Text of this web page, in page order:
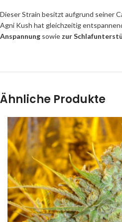
Dieser Strain besitzt aufgrund seiner
Agni Kush hat gleichzeitig
Anspannung sowie zur
Ähnliche Produkte